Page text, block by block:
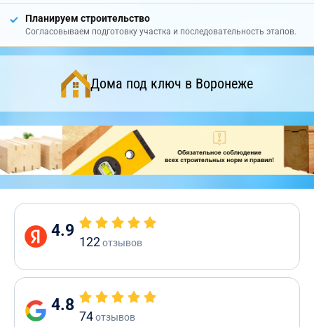
Планируем строительство
Согласовываем подготовку участка и последовательность этапов.
Дома под ключ в Воронеже
4.9
122отзывов
4.8
74отзывов